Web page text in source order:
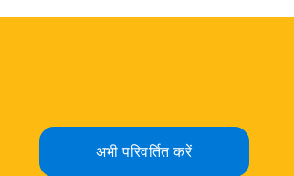
अभी परिवर्तित करें